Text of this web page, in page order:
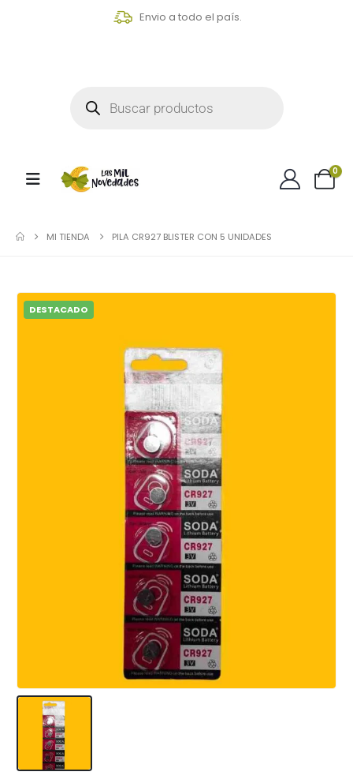
Envio a todo el país.
0
MI TIENDA PILA CR927 BLISTER CON 5 UNIDADES
DESTACADO